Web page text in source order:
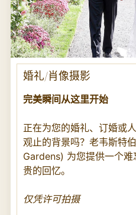
婚礼/肖像摄影
完美瞬间从这里开始
正在为您的婚礼、订婚或
观止的背景吗？老韦斯特
Gardens) 为您提供一个
贵的回忆。
仅凭许可拍摄